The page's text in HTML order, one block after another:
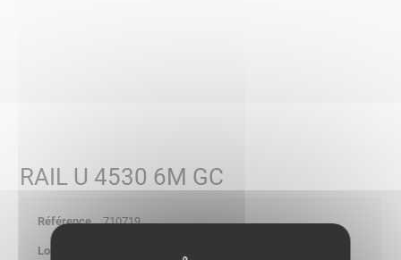
RAIL U 4530 6M GC
710719